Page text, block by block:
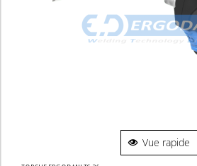
Vue rapide